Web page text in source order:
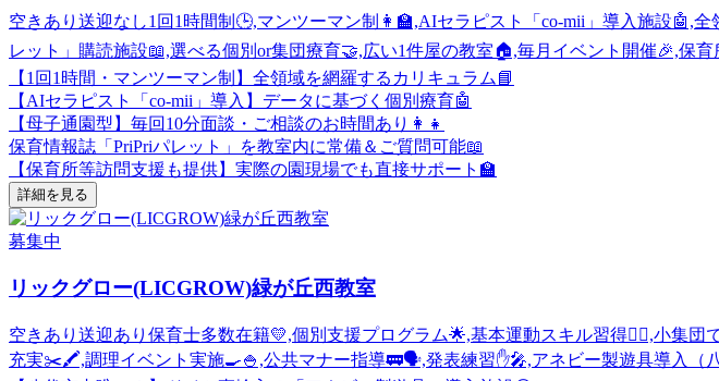
空きあり 送迎なし1回1時間制🕒,マンツーマン制👩‍🏫,AIセラピスト「co-mii」導入施設🤖,
レット」購読施設📖,選べる個別or集団療育🤝,広い1件屋の教室🏠,毎月イベント開催🎉,保
【1回1時間・マンツーマン制】全領域を網羅するカリキュラム📘
【AIセラピスト「co-mii」導入】データに基づく個別療育🤖
【母子通園型】毎回10分面談・ご相談のお時間あり👩‍👧
保育情報誌「PriPriパレット」を教室内に常備＆ご質問可能📖
【保育所等訪問支援も提供】実際の園現場でも直接サポート🏫
詳細を見る
募集中
リックグロー(LICGROW)緑が丘西教室
空きあり 送迎あり 保育士多数在籍💛,個別支援プログラム🌟,基本運動スキル習得🏃‍♀️,小集
充実✂️🖍,調理イベント実施🍳🍚,公共マナー指導🚃🗣,発表練習✋🎤,アネビー製遊具導入（